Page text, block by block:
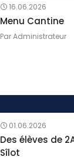
16.06.2026
Menu Cantine
ParAdministrateur
01.06.2026
Des élèves de
Sîlot